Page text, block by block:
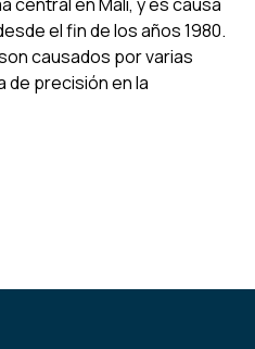
el fin de los años 1980.
causados por varias
de precisión en la